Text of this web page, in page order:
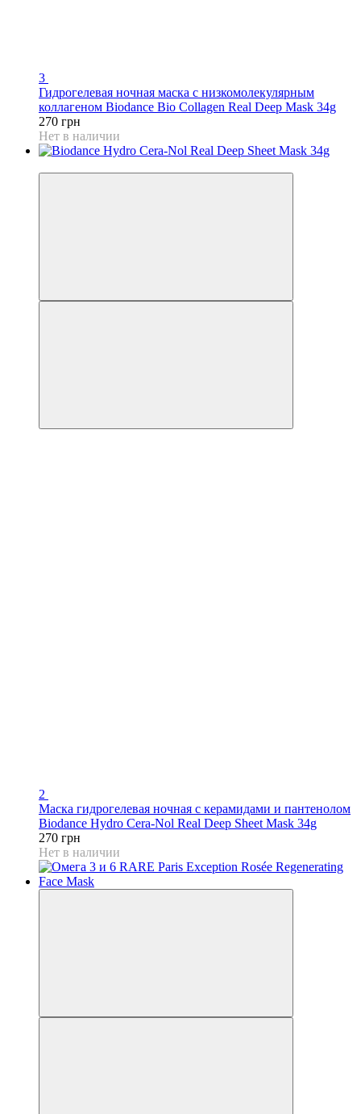
3
Гидрогелевая ночная маска с низкомолекулярным
коллагеном Biodance Bio Collagen Real Deep Mask 34g
270 грн
Нет в наличии
2
Маска гидрогелевая ночная с керамидами и пантенолом
Biodance Hydro Cera-Nol Real Deep Sheet Mask 34g
270 грн
Нет в наличии